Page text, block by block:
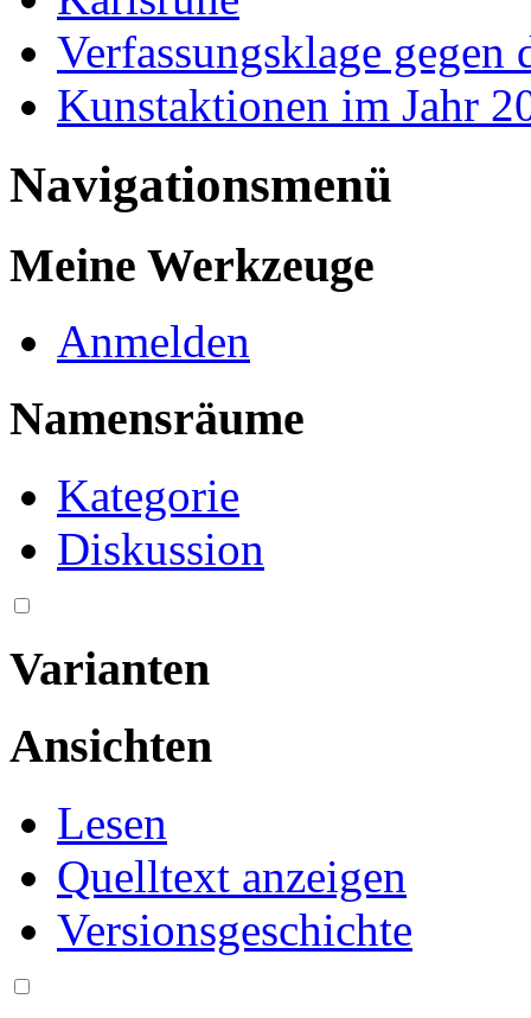
Verfassungsklage gegen
Kunstaktionen im Jahr
Navigationsmenü
Meine Werkzeuge
Anmelden
Namensräume
Kategorie
Diskussion
Varianten
Ansichten
Lesen
Quelltext anzeigen
Versionsgeschichte